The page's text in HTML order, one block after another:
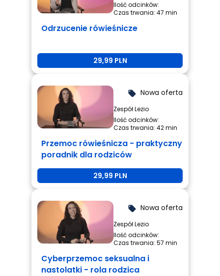
Ilość odcinków:
Czas trwania: 47 min
Odrzucenie rówieśnicze
29,99 PLN
local_offer Nowa oferta
Zespół Lezio
Ilość odcinków:
Czas trwania: 42 min
Przemoc rówieśnicza - praktyczny
poradnik dla rodziców
29,99 PLN
local_offer Nowa oferta
Zespół Lezio
Ilość odcinków:
Czas trwania: 57 min
Cyberprzemoc seksualna i
nastolatki - rola rodzica